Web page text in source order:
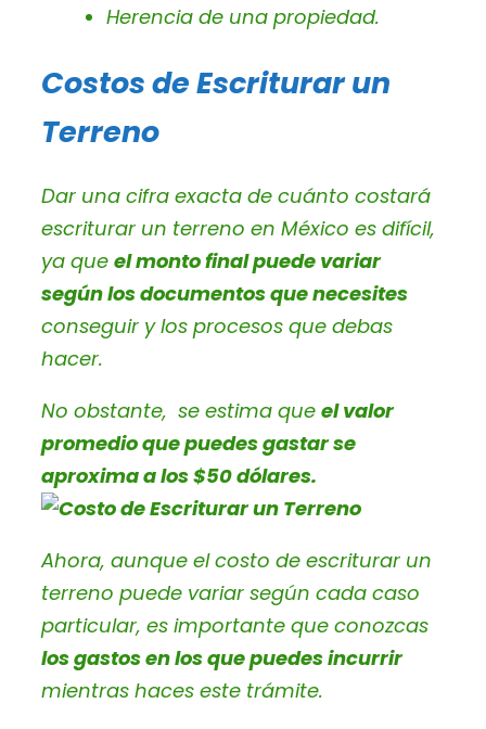
Herencia de una propiedad.
Costos de Escriturar un
Terreno
Dar una cifra exacta de cuánto costará
escriturar un terreno en México es difícil,
ya que el monto final puede variar
según los documentos que necesites
conseguir y los procesos que debas
hacer.
No obstante, se estima que el valor
promedio que puedes gastar se
aproxima a los $50 dólares.
Ahora, aunque el costo de escriturar un
terreno puede variar según cada caso
particular, es importante que conozcas
los gastos en los que puedes incurrir
mientras haces este trámite.